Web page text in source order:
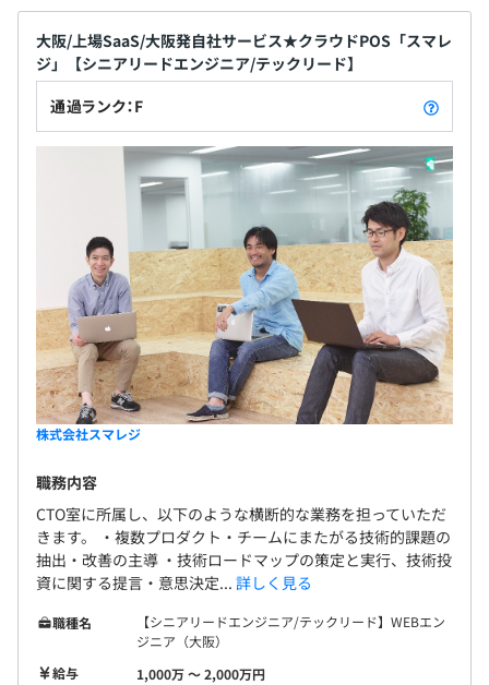
大阪/上場SaaS/大阪発自社サービス★クラウドPOS「スマレ
ジ」【シニアリードエンジニア/テックリード】
通過ランク：F
株式会社スマレジ
職務内容
CTO室に所属し、以下のような横断的な業務を担っていただ
きます。 ・複数プロダクト・チームにまたがる技術的課題の
抽出・改善の主導 ・技術ロードマップの策定と実行、技術投
資に関する提言・意思決定... 詳しく見る
職種名
【シニアリードエンジニア/テックリード】WEBエン
ジニア（大阪）
給与
1,000万 〜 2,000万円